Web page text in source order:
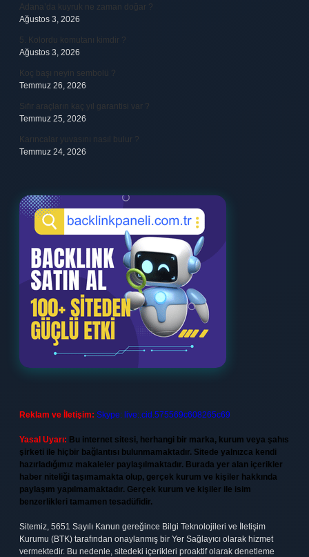
Adana’da kuyruk ne zaman doğar ?
Ağustos 3, 2026
5. Kolordu komutanı kimdir ?
Ağustos 3, 2026
Koç başı neyin sembolü ?
Temmuz 26, 2026
Sıfır araçların kaç yıl garantisi var ?
Temmuz 25, 2026
Karıncalar yuvasını nasıl bulur ?
Temmuz 24, 2026
Reklam ve İletişim: Skype: live:.cid.575569c608265c69
Yasal Uyarı: Bu internet sitesi, herhangi bir marka, kurum veya şahıs
şirketi ile hiçbir bağlantısı bulunmamaktadır. Sitede yalnızca kendi
hazırladığımız makaleler paylaşılmaktadır. Burada yer alan içerikler
haber niteliği taşımamakta olup, gerçek kurum ve kişiler hakkında
paylaşım yapılmamaktadır. Gerçek kurum ve kişiler ile isim
benzerlikleri tamamen tesadüfidir.
Sitemiz, 5651 Sayılı Kanun gereğince Bilgi Teknolojileri ve İletişim
Kurumu (BTK) tarafından onaylanmış bir Yer Sağlayıcı olarak hizmet
vermektedir. Bu nedenle, sitedeki içerikleri proaktif olarak denetleme